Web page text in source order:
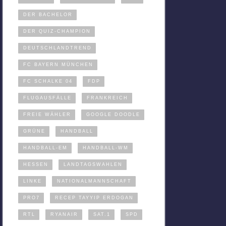
DER BACHELOR
DER QUIZ-CHAMPION
DEUTSCHLANDTREND
FC BAYERN MÜNCHEN
FC SCHALKE 04 FDP
FLUGAUSFÄLLE FRANKREICH
FREIE WÄHLER GOOGLE DOODLE
GRÜNE HANDBALL
HANDBALL-EM HANDBALL-WM
HESSEN LANDTAGSWAHLEN
LINKE NATIONALMANNSCHAFT
PRO7 RECEP TAYYIP ERDOGAN
RTL RYANAIR SAT.1 SPD